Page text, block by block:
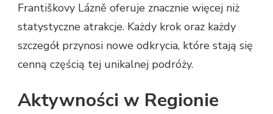
Františkovy Lázně oferuje znacznie więcej niż
statystyczne atrakcje. Każdy krok oraz każdy
szczegół przynosi nowe odkrycia, które stają się
cenną częścią tej unikalnej podróży.
Aktywności w Regionie